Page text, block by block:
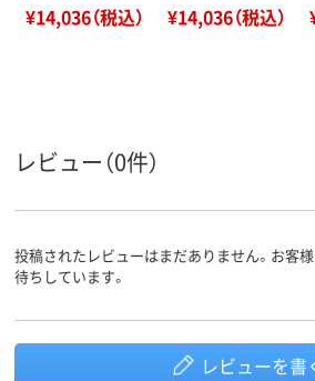
¥14,036（税込） ¥14,036（税込）
レビュー（0件）
投稿されたレビューはまだありません。お客
待ちしています。
レビューを書